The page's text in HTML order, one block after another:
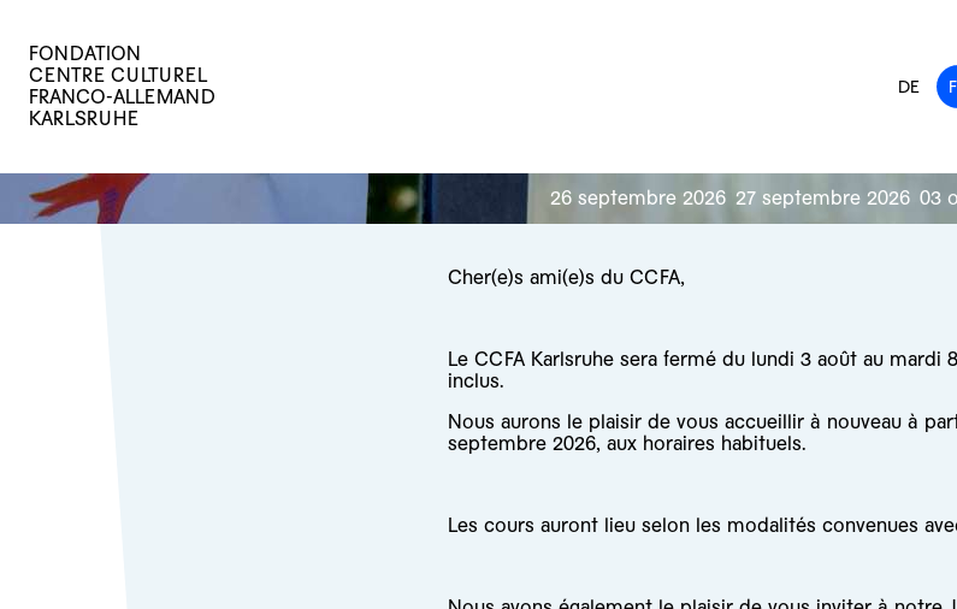
FONDATION
CENTRE CULTUREL
FRANCO-ALLEMAND
KARLSRUHE
DE
26 septembre 2026 27 septembre 2026 03
Cher(e)s ami(e)s du CCFA,
Le CCFA Karlsruhe sera fermé du lundi 3 août au mardi
inclus.
Nous aurons le plaisir de vous accueillir à nouveau à
septembre 2026, aux horaires habituels.
Les cours auront lieu selon les modalités convenues